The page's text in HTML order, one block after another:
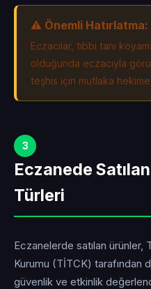
⚠️ Önemli Hatırlatma:
Eczacılar, tıbbi tanı
olduğunda eczacıyla
teşhis için mutlaka
3
Eczanede
Türleri
Eczanelerde satılan ürünler,
Kurumu (TİTCK) tarafından
güvenlik ve etkinlik